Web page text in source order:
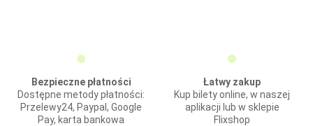
Bezpieczne płatności
Dostępne metody płatności:
Przelewy24, Paypal, Google
Pay, karta bankowa
Łatwy zakup
Kup bilety online, w naszej
aplikacji lub w sklepie
Flixshop